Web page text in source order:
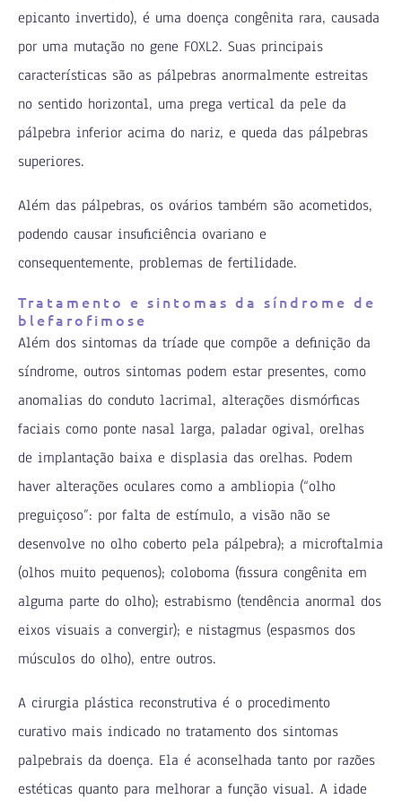
epicanto invertido), é uma doença congênita rara, causada
por uma mutação no gene FOXL2. Suas principais
características são as pálpebras anormalmente estreitas
no sentido horizontal, uma prega vertical da pele da
pálpebra inferior acima do nariz, e queda das pálpebras
superiores.
Além das pálpebras, os ovários também são acometidos,
podendo causar insuficiência ovariano e
consequentemente, problemas de fertilidade.
Tratamento e sintomas da síndrome de
blefarofimose
Além dos sintomas da tríade que compõe a definição da
síndrome, outros sintomas podem estar presentes, como
anomalias do conduto lacrimal, alterações dismórficas
faciais como ponte nasal larga, paladar ogival, orelhas
de implantação baixa e displasia das orelhas. Podem
haver alterações oculares como a ambliopia (“olho
preguiçoso”: por falta de estímulo, a visão não se
desenvolve no olho coberto pela pálpebra); a microftalmia
(olhos muito pequenos); coloboma (fissura congênita em
alguma parte do olho); estrabismo (tendência anormal dos
eixos visuais a convergir); e nistagmus (espasmos dos
músculos do olho), entre outros.
A cirurgia plástica reconstrutiva é o procedimento
curativo mais indicado no tratamento dos sintomas
palpebrais da doença. Ela é aconselhada tanto por razões
estéticas quanto para melhorar a função visual. A idade